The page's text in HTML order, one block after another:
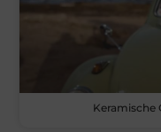
Keramische